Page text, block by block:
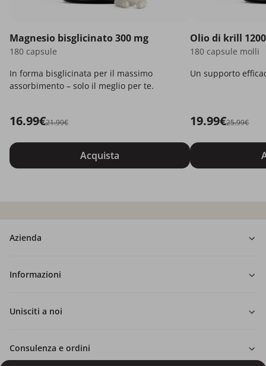
Magnesio bisglicinato 300 mg
180 capsule
In forma bisglicinata per il massimo
assorbimento – solo il meglio per te.
16.99€21.99€
Acquista
Olio di krill
180 capsule molli
Un supporto
19.99€25.99€
Azienda
Informazioni
Unisciti a noi
Consulenza e ordini